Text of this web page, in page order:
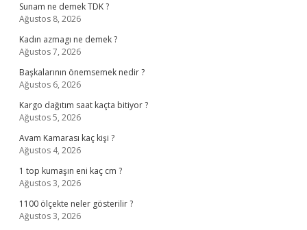
Sunam ne demek TDK ?
Ağustos 8, 2026
Kadın azmagı ne demek ?
Ağustos 7, 2026
Başkalarının önemsemek nedir ?
Ağustos 6, 2026
Kargo dağıtım saat kaçta bitiyor ?
Ağustos 5, 2026
Avam Kamarası kaç kişi ?
Ağustos 4, 2026
1 top kumaşın eni kaç cm ?
Ağustos 3, 2026
1100 ölçekte neler gösterilir ?
Ağustos 3, 2026